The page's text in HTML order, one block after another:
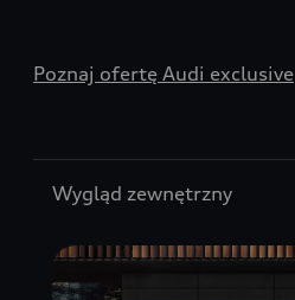
Poznaj ofertę Audi exclusive
Wygląd zewnętrzny